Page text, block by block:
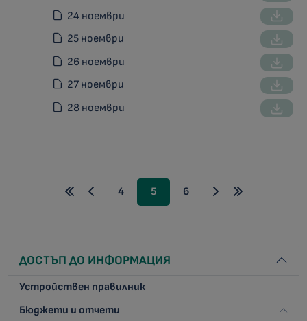
24 ноември
25 ноември
26 ноември
27 ноември
28 ноември
4 5 6
ДОСТЪП ДО ИНФОРМАЦИЯ
Устройствен правилник
Бюджети и отчети